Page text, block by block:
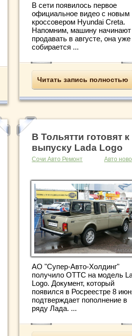
В сети появилось первое
официальное видео с новым
кроссовером Hyundai Creta.
Напомним, машину начинают
продавать в августе, она уже
собирается ...
Читать запись полностью
В Тольятти готовят к
выпуску Lada Logo
Сочи Авто Ремонт Авто
АО "Супер-Авто-Холдинг"
получило ОТТС на модель
Logo. Документ, который
появился в Росреестре 8
подтверждает пополнение в
ряду Лада. ...